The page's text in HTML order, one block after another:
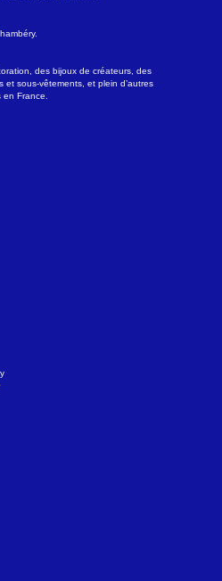
des bijoux de créateurs, des
sous-vêtements, et plein d’autres
France.